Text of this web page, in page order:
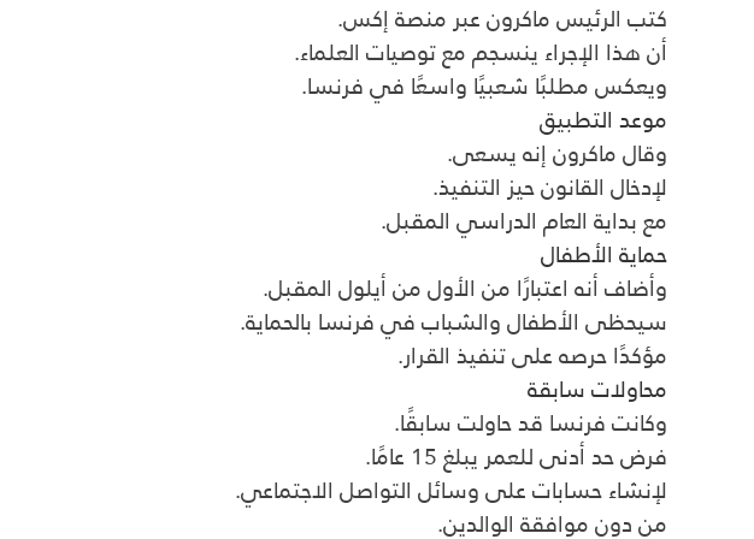
كتب الرئيس ماكرون عبر منصة إكس.
أن هذا الإجراء ينسجم مع توصيات العلماء.
ويعكس مطلبًا شعبيًا واسعًا في فرنسا.
موعد التطبيق
وقال ماكرون إنه يسعى.
لإدخال القانون حيز التنفيذ.
مع بداية العام الدراسي المقبل.
حماية الأطفال
وأضاف أنه اعتبارًا من الأول من أيلول المقبل.
سيحظى الأطفال والشباب في فرنسا بالحماية.
مؤكدًا حرصه على تنفيذ القرار.
محاولات سابقة
وكانت فرنسا قد حاولت سابقًا.
فرض حد أدنى للعمر يبلغ 15 عامًا.
لإنشاء حسابات على وسائل التواصل الاجتماعي.
من دون موافقة الوالدين.